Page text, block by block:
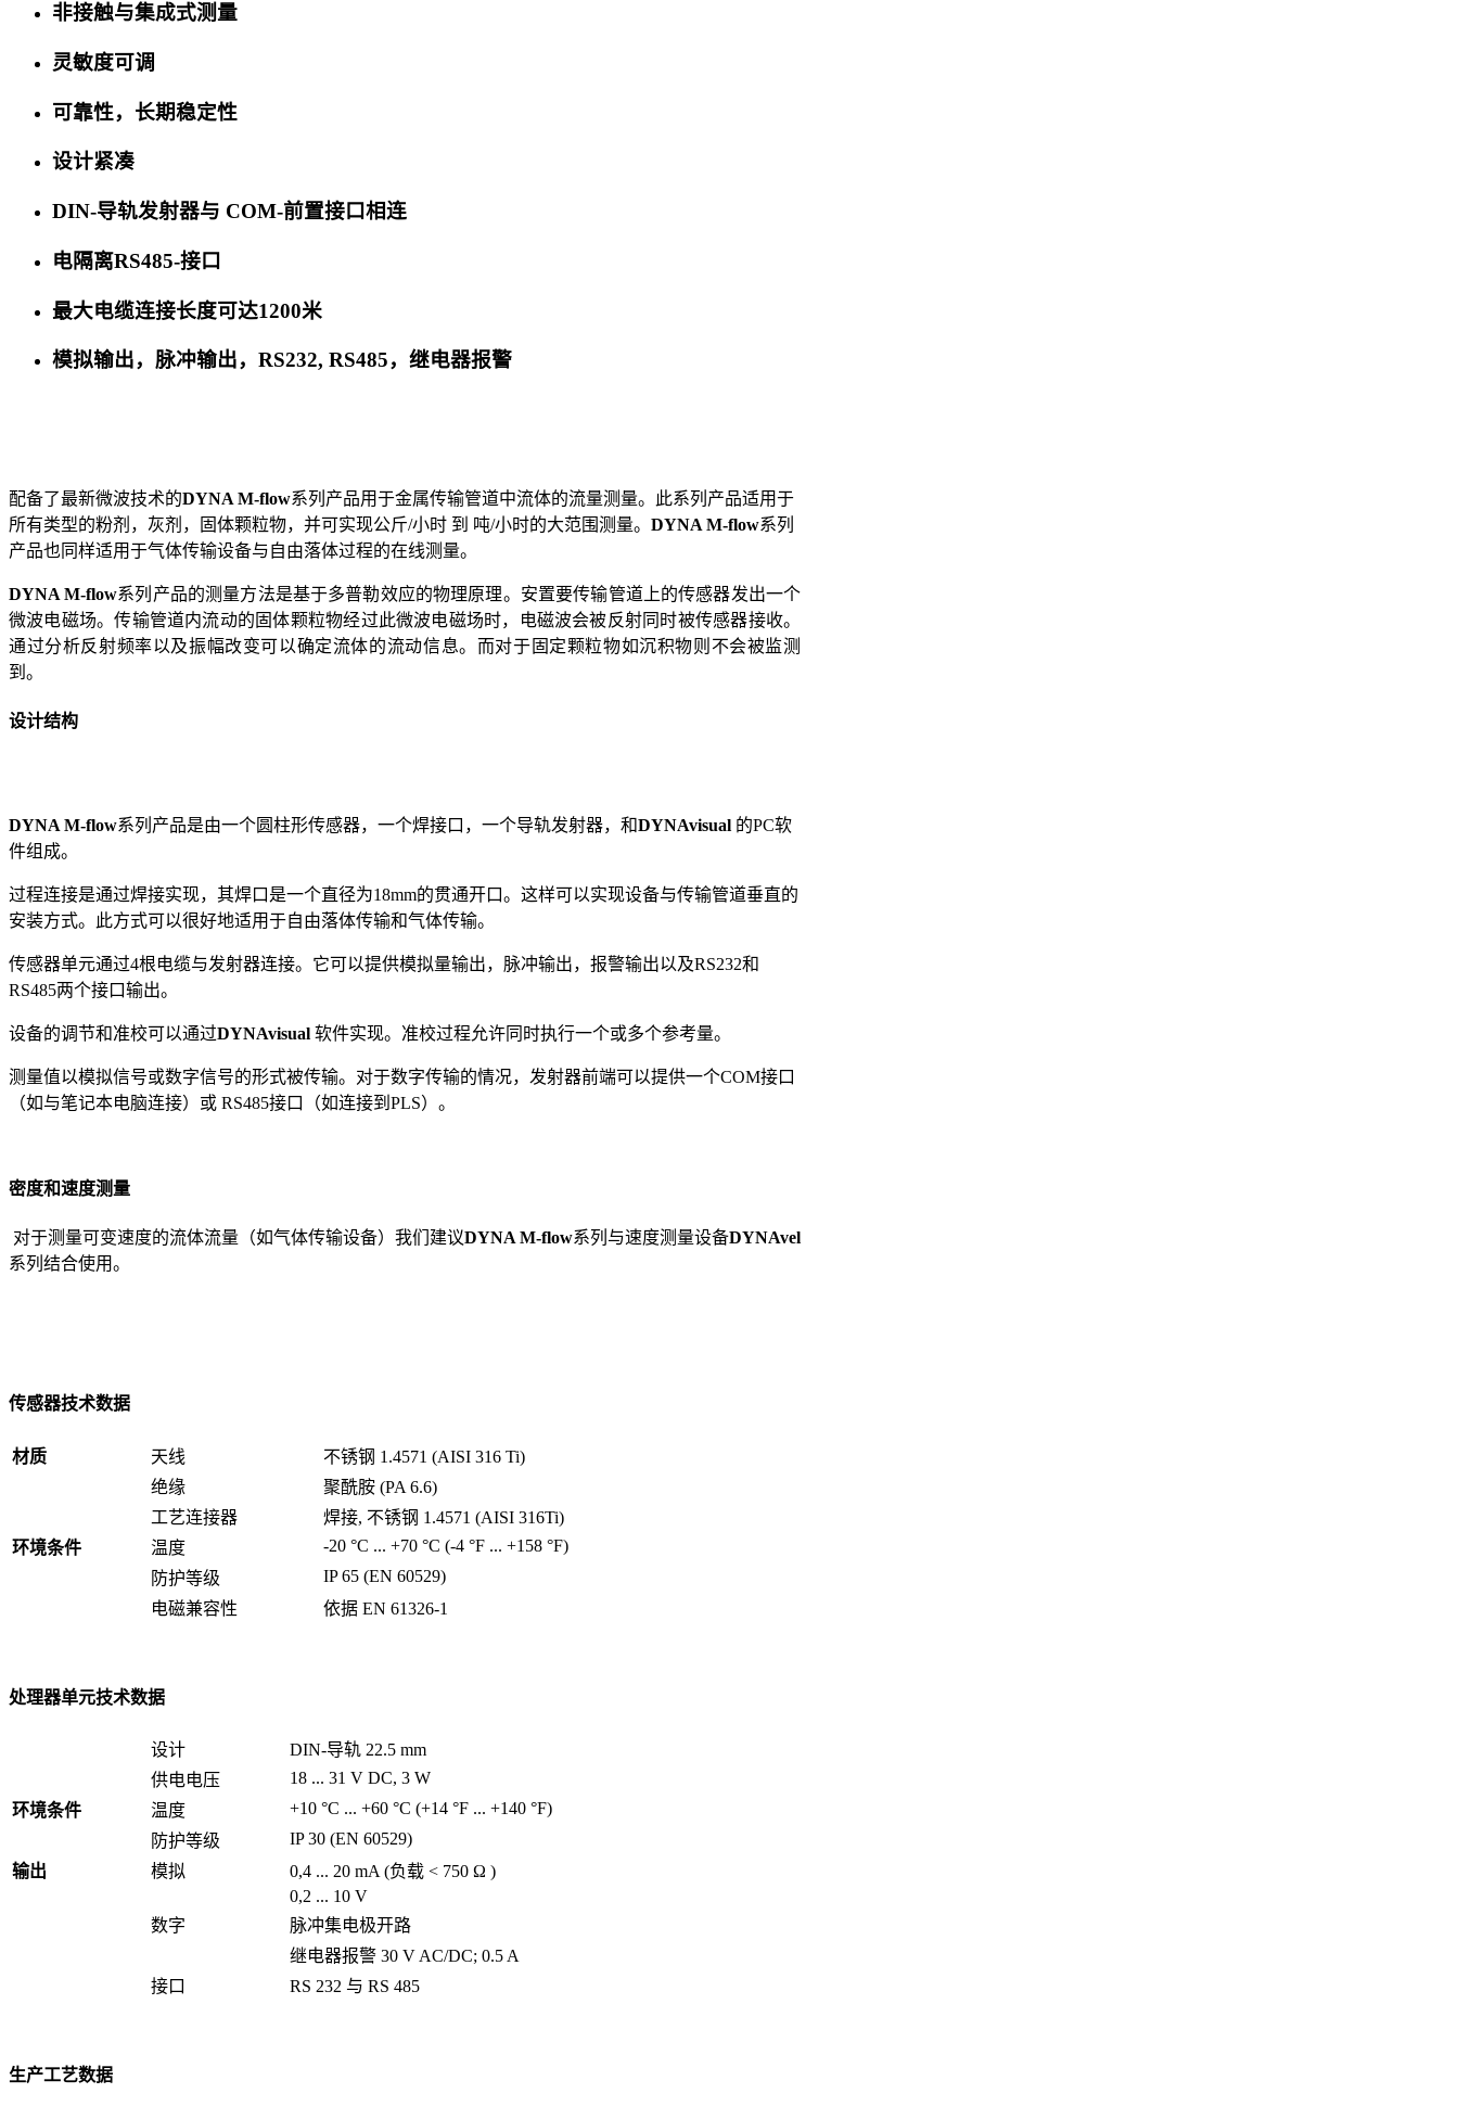
非接触与集成式测量
灵敏度可调
可靠性，长期稳定性
设计紧凑
DIN-导轨发射器与 COM-前置接口相连
电隔离RS485-接口
最大电缆连接长度可达1200米
模拟输出，脉冲输出，RS232, RS485，继电器报警
配备了最新微波技术的DYNA M-flow系列产品用于金属传输管道中流体的流量测量。此系列产品适用于
所有类型的粉剂，灰剂，固体颗粒物，并可实现公斤/小时 到 吨/小时的大范围测量。 DYNA M-flow系列
产品也同样适用于气体传输设备与自由落体过程的在线测量。
DYNA M-flow系列产品的测量方法是基于多普勒效应的物理原理。安置要传输管道上的传感器发出一个
微波电磁场。传输管道内流动的固体颗粒物经过此微波电磁场时，电磁波会被反射同时被传感器接收。
通过分析反射频率以及振幅改变可以确定流体的流动信息。而对于固定颗粒物如沉积物则不会被监测
到。
设计结构
DYNA M-flow系列产品是由一个圆柱形传感器，一个焊接口，一个导轨发射器，和DYNAvisual 的PC软
件组成。
过程连接是通过焊接实现，其焊口是一个直径为18mm的贯通开口。这样可以实现设备与传输管道垂直的
安装方式。此方式可以很好地适用于自由落体传输和气体传输。
传感器单元通过4根电缆与发射器连接。它可以提供模拟量输出，脉冲输出，报警输出以及RS232和
RS485两个接口输出。
设备的调节和准校可以通过DYNAvisual 软件实现。准校过程允许同时执行一个或多个参考量。
测量值以模拟信号或数字信号的形式被传输。对于数字传输的情况，发射器前端可以提供一个COM接口
（如与笔记本电脑连接）或 RS485接口（如连接到PLS）。
密度和速度测量
对于测量可变速度的流体流量（如气体传输设备）我们建议DYNA M-flow系列与速度测量设备DYNAvel
系列结合使用。
传感器技术数据
材质 天线
不锈钢 1.4571 (AISI 316 Ti)
绝缘
聚酰胺 (PA 6.6)
工艺连接器
焊接, 不锈钢 1.4571 (AISI 316Ti)
环境条件
温度
-20 °C ... +70 °C (-4 °F ... +158 °F)
防护等级
IP 65 (EN 60529)
电磁兼容性
依据 EN 61326-1
处理器单元技术数据
设计
DIN-导轨 22.5 mm
供电电压
18 ... 31 V DC, 3 W
环境条件
温度
+10 °C ... +60 °C (+14 °F ... +140 °F)
防护等级
IP 30 (EN 60529)
输出
模拟
0,4 ... 20 mA (负载 < 750 Ω )
0,2 ... 10 V
数字
脉冲集电极开路
继电器报警 30 V AC/DC; 0.5 A
接口
RS 232 与 RS 485
生产工艺数据